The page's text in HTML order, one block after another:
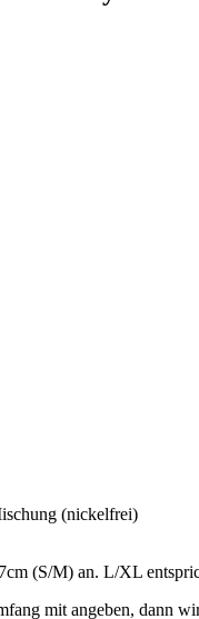
(nickelfrei)
(S/M) an. L/XL
mit angeben, dann